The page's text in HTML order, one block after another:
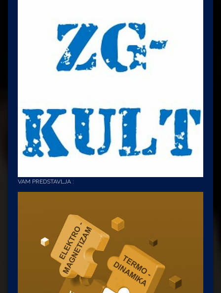
VAM PREDSTAVLJA :